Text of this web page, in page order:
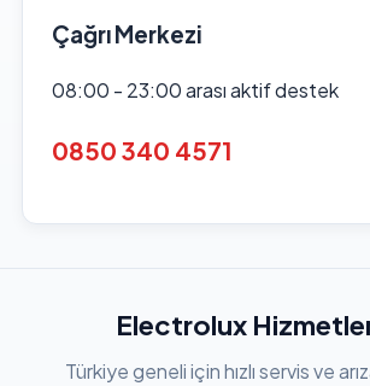
Çağrı Merkezi
08:00 - 23:00 arası aktif destek
0850 340 4571
Electrolux
Türkiye geneli için hızlı servis ve